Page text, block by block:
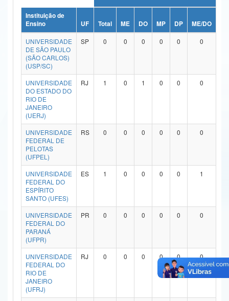
Ministério da Ciência, Tecnologia, Inovações e Comunicações
Ministério do Meio Ambiente
Ministério do Turismo
Ministério do Desenvolvimento Regional
Controladoria-Geral da União
Ministério da Mulher, da Família e dos Direitos Humanos
Secretaria-Geral
Secretaria de Governo
Gabinete de Segurança Institucional
Advocacia-Geral da União
Banco Central do Brasil
Instituição de
Ensino
UF Total ME DO MP DP ME/DO
UNIVERSIDADE
DE SÃO PAULO
(SÃO CARLOS)
(USP/SC)
SP 0 0 0 0 0 0
UNIVERSIDADE
DO ESTADO DO
RIO DE
JANEIRO
(UERJ)
RJ 1 0 1 0 0 0
UNIVERSIDADE
FEDERAL DE
PELOTAS
(UFPEL)
RS 0 0 0 0 0 0
UNIVERSIDADE
FEDERAL DO
ESPÍRITO
SANTO (UFES)
ES 1 0 0 0 0 1
UNIVERSIDADE
FEDERAL DO
PARANÁ
(UFPR)
PR 0 0 0 0 0 0
UNIVERSIDADE
FEDERAL DO
RIO DE
JANEIRO
(UFRJ)
RJ 0 0 0 0 0 0